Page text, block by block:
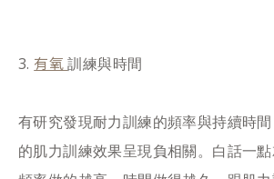
3️. 有氧訓練與時間​
有研究發現耐力訓練的頻率與持續時
的肌力訓練效果呈現負相關。白話一